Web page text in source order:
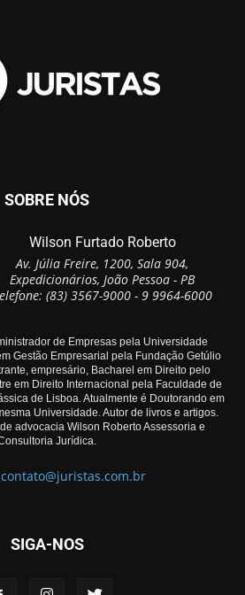
SOBRE NÓS
Wilson Furtado Roberto
Av. Júlia Freire, 1200, Sala 904,
Expedicionários, João Pessoa - PB
(83) 3567-9000 - 9 9964-6000
de Empresas pela Universidade
Gestão Empresarial pela Fundação Getúlio
empresário, Bacharel em Direito pelo
em Direito Internacional pela Faculdade de
de Lisboa. Atualmente é Doutorando em
Universidade. Autor de livros e artigos.
advocacia Wilson Roberto Assessoria e
Jurídica.
contato@juristas.com.br
SIGA-NOS